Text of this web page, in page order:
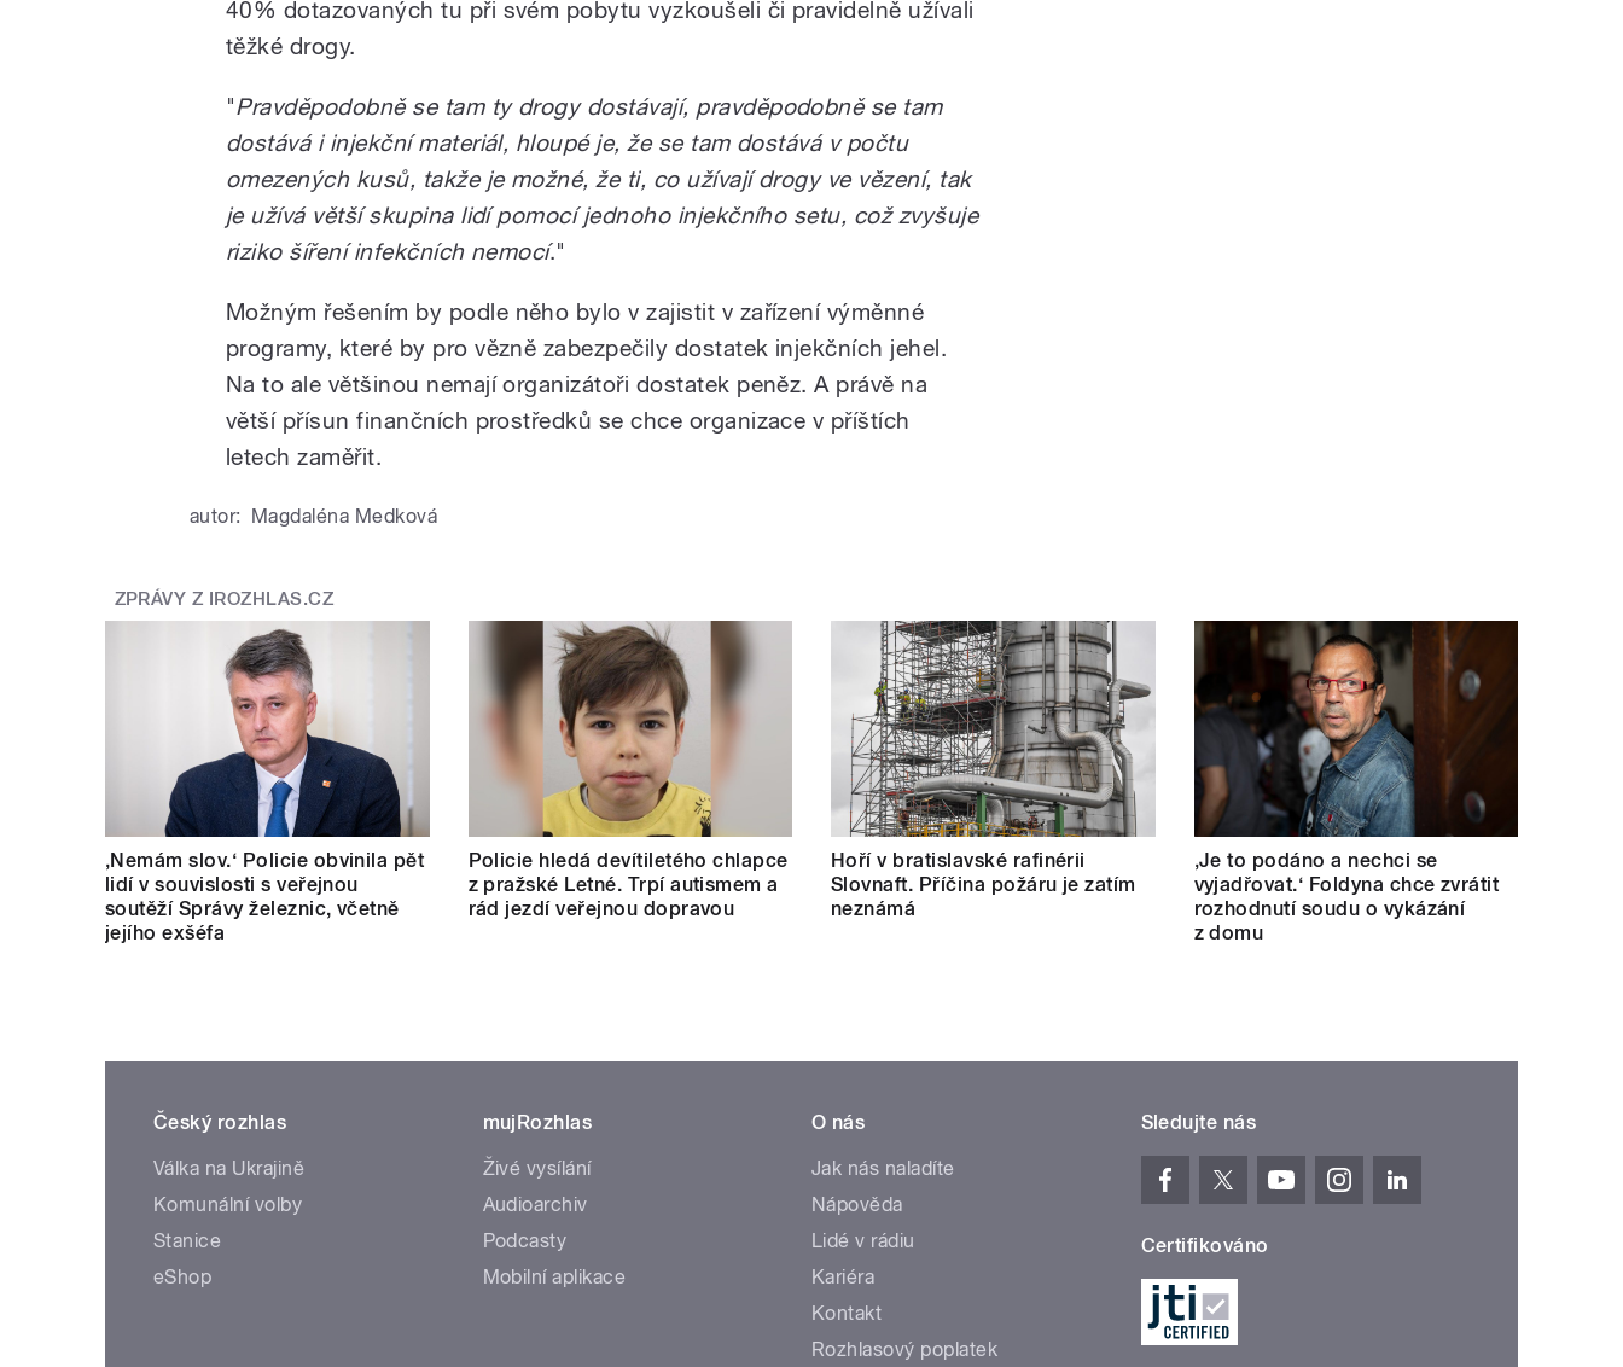
40% dotazovaných tu při svém pobytu vyzkoušeli či pravidelně užívali
těžké drogy.
"Pravděpodobně se tam ty drogy dostávají, pravděpodobně se tam
dostává i injekční materiál, hloupé je, že se tam dostává v počtu
omezených kusů, takže je možné, že ti, co užívají drogy ve vězení, tak
je užívá větší skupina lidí pomocí jednoho injekčního setu, což zvyšuje
riziko šíření infekčních nemocí."
Možným řešením by podle něho bylo v zajistit v zařízení výměnné
programy, které by pro vězně zabezpečily dostatek injekčních jehel.
Na to ale většinou nemají organizátoři dostatek peněz. A právě na
větší přísun finančních prostředků se chce organizace v příštích
letech zaměřit.
autor: Magdaléna Medková
ZPRÁVY Z IROZHLAS.CZ
‚Nemám slov.‘ Policie obvinila pět
lidí v souvislosti s veřejnou
soutěží Správy železnic, včetně
jejího exšéfa
Policie hledá devítiletého chlapce
z pražské Letné. Trpí autismem a
rád jezdí veřejnou dopravou
Hoří v bratislavské rafinérii
Slovnaft. Příčina požáru je zatím
neznámá
‚Je to podáno a nechci se
vyjadřovat.‘ Foldyna chce zvrátit
rozhodnutí soudu o vykázání
z domu
Český rozhlas
Válka na Ukrajině
Komunální volby
Stanice
eShop
mujRozhlas
Živé vysílání
Audioarchiv
Podcasty
Mobilní aplikace
O nás
Jak nás naladíte
Nápověda
Lidé v rádiu
Kariéra
Kontakt
Rozhlasový poplatek
Sledujte nás
Certifikováno